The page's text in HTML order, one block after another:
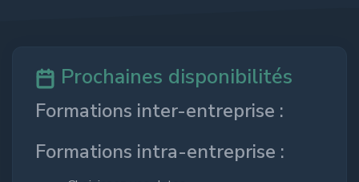
Prochaines disponibilités
Formations inter-entreprise :
Formations intra-entreprise :